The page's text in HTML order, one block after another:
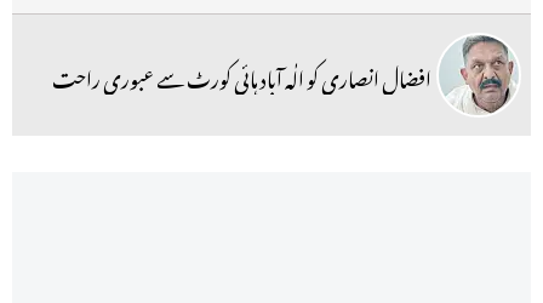
افضال انصاری کو الٰہ آباد ہائی کورٹ سے عبوری راحت